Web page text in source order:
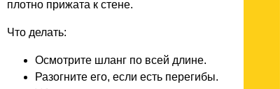
плотно прижата к стене.
Что делать:
Осмотрите шланг по всей длине.
Разогните его, если есть перегибы.